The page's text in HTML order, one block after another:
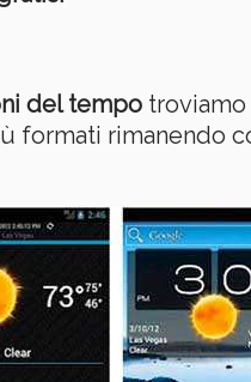
del tempo troviamo
formati rimanendo